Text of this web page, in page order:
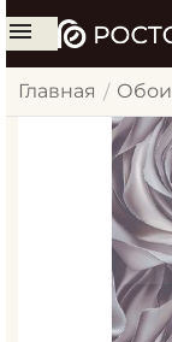
Главная / Обои